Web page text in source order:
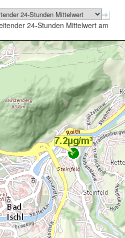
24-Stunden Mittelwert am